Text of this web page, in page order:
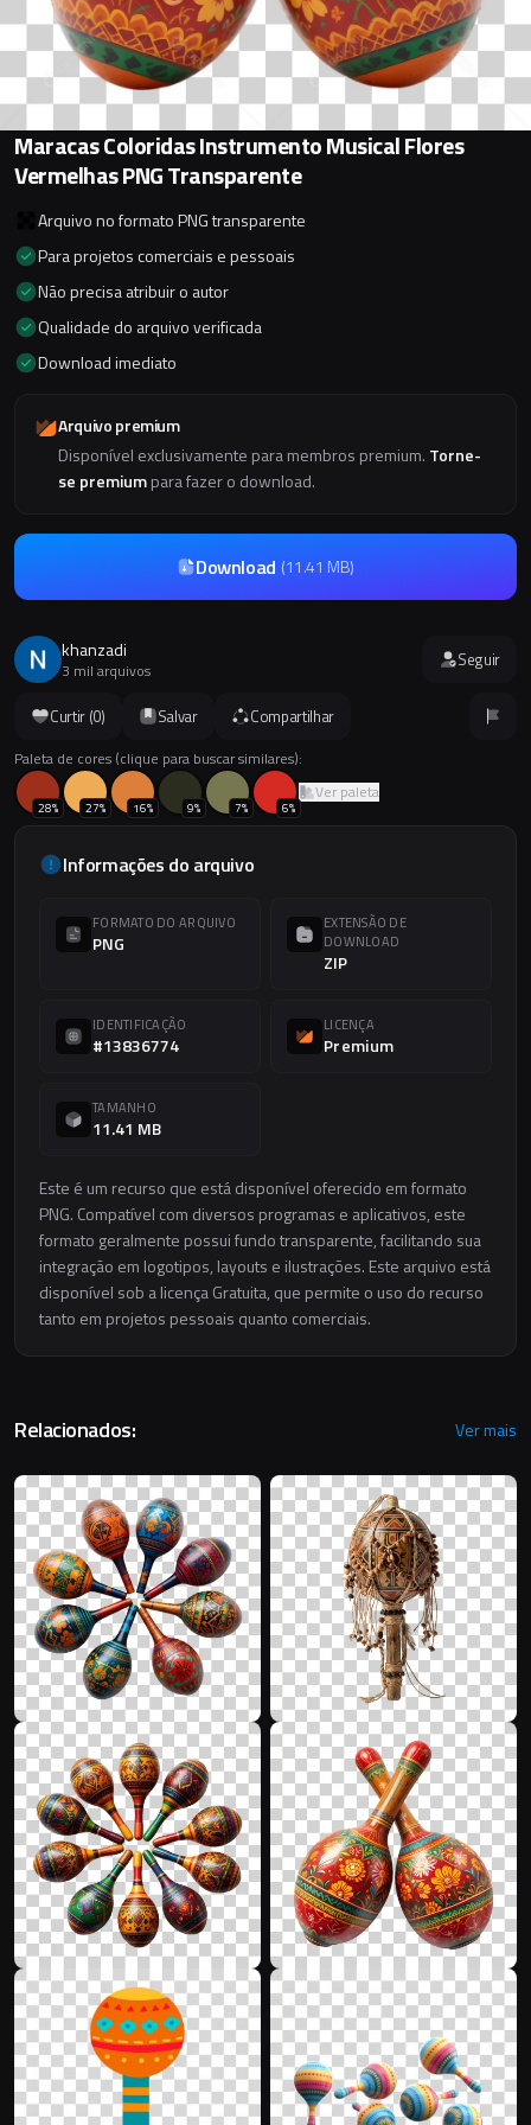
Curtir (0) Salvar Compartilhar
Paleta de cores (clique para buscar similares):
28% 27% 16% 9% 7% 6%
Ver paleta
Informações do arquivo
FORMATO DO ARQUIVO
PNG
EXTENSÃO DE
DOWNLOAD
ZIP
IDENTIFICAÇÃO
#13836774
LICENÇA
Premium
TAMANHO
11.41 MB
Este é um recurso que está disponível oferecido em formato
PNG. Compatível com diversos programas e aplicativos, este
formato geralmente possui fundo transparente, facilitando sua
integração em logotipos, layouts e ilustrações. Este arquivo está
disponível sob a licença Gratuita, que permite o uso do recurso
tanto em projetos pessoais quanto comerciais.
Maracas Coloridas Instrumento Musical Flores
Vermelhas PNG Transparente
Arquivo no formato PNG transparente
Para projetos comerciais e pessoais
Não precisa atribuir o autor
Qualidade do arquivo verificada
Download imediato
Arquivo premium
Disponível exclusivamente para membros premium. Torne-
se premiumpara fazer o download.
Download (11.41 MB)
khanzadi
3 mil arquivos Seguir
Relacionados: Ver mais